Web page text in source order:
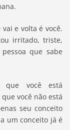
e volta é você.
irritado, triste,
que sabe
que você está
você não está
seu conceito
um conceito já é